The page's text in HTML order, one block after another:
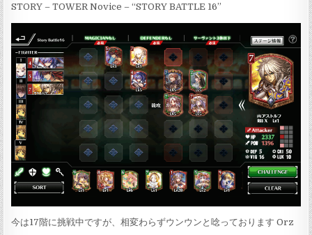
STORY – TOWER Novice – “STORY BATTLE 16”
今は17階に挑戦中ですが、相変わらずウンウンと唸っております Orz